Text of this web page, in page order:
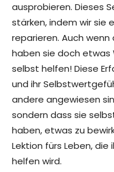
ausprobieren. Dieses
stärken, indem wir sie
reparieren. Auch
haben sie doch etwas
selbst helfen! Diese
und ihr
andere angewiesen
sondern dass sie
haben, etwas zu
Lektion fürs Leben, die
helfen wird.